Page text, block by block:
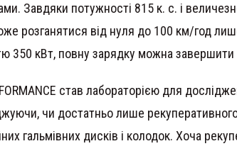
Завдяки потужності 815 к. с. і
розганятися від нуля до 100 км/год
350 кВт, повну зарядку можна завершити
став лабораторією для
чи достатньо лише
гальмівних дисків і колодок. Хоча